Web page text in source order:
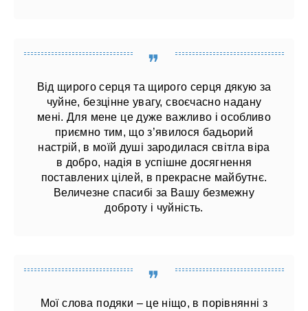
Від щирого серця та щирого серця дякую за
чуйне, безцінне увагу, своєчасно надану
мені. Для мене це дуже важливо і особливо
приємно тим, що з’явилося бадьорий
настрій, в моїй душі зародилася світла віра
в добро, надія в успішне досягнення
поставлених цілей, в прекрасне майбутнє.
Величезне спасибі за Вашу безмежну
доброту і чуйність.
Мої слова подяки – це ніщо, в порівнянні з